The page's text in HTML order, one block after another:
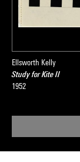
Ellsworth Kelly
Study for Kite II
1952